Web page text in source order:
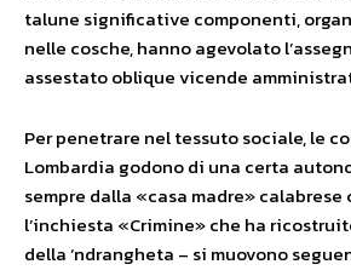
talune significative componenti,
nelle cosche, hanno agevolato
assestato oblique vicende
Per penetrare nel tessuto sociale, le
Lombardia godono di una certa
sempre dalla «casa madre»
l’inchiesta «Crimine» che ha
della ‘ndrangheta – si muovono